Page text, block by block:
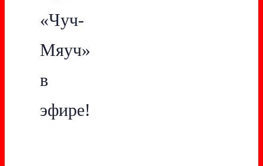
«Чуч-
Мяуч»
в
эфире!